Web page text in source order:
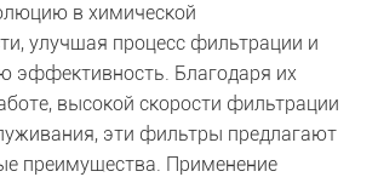
в химической
улучшая процесс фильтрации и
эффективность. Благодаря их
высокой скорости фильтрации
эти фильтры предлагают
преимущества. Применение